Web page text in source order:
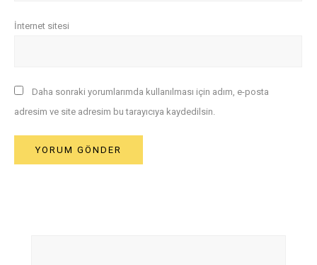
İnternet sitesi
Daha sonraki yorumlarımda kullanılması için adım, e-posta
adresim ve site adresim bu tarayıcıya kaydedilsin.